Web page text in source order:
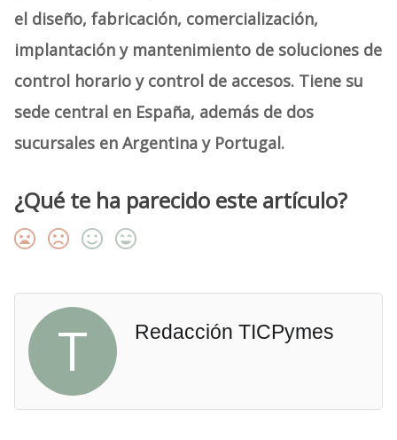
el diseño, fabricación, comercialización,
implantación y mantenimiento de soluciones de
control horario y control de accesos. Tiene su
sede central en España, además de dos
sucursales en Argentina y Portugal.
¿Qué te ha parecido este artículo?
T Redacción TICPymes